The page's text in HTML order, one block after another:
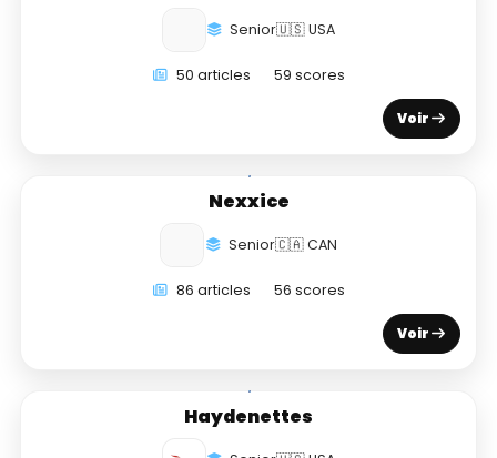
Senior🇺🇸 USA
50 articles 59 scores
Voir
Nexxice
Senior🇨🇦 CAN
86 articles 56 scores
Voir
Haydenettes